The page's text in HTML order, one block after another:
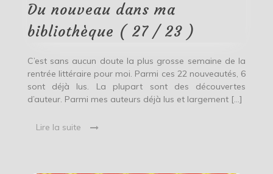
bibliothèque
(
27
23
)
Du nouveau dans ma
bibliothèque ( 27 / 23 )
C’est sans aucun doute la plus grosse semaine de la
rentrée littéraire pour moi. Parmi ces 22 nouveautés, 6
sont déjà lus. La plupart sont des découvertes
d’auteur. Parmi mes auteurs déjà lus et largement […]
Lire la suite